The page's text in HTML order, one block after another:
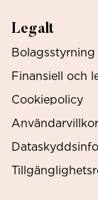
Legalt
Finansiell och
Cookiepolicy
Användarvillkor